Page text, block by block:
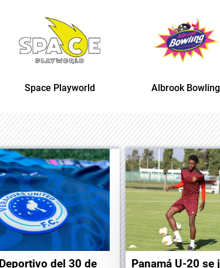
Space Playworld Albrook Bowling
del 30 de Panamá U-20 se